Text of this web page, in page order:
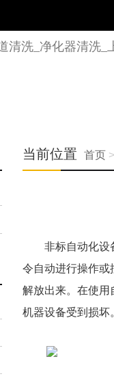
当前位置 首页
非标自动化设
令自动进行操作或
解放出来。在使用
机器设备受到损坏